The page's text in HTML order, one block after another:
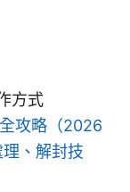
方式
攻略（2026
、解封技